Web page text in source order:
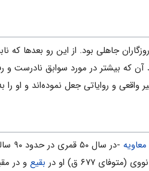
جاهلی بود. از این رو بعدها که
آن که بیشتر در مورد سوابق نادرست و
و روایاتی جعل نموده‌اند و او را
معاویه -در سال ۵۰ قمری در حدود ۹۰ سالگی- دانسته‌اند.
۶۷۷ ق) او در بقیع و در